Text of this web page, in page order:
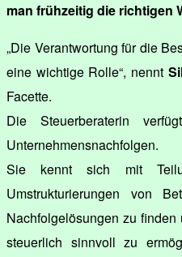
man frühzeitig die richtigen
„Die Verantwortung für die
eine wichtige Rolle“, nennt
Facette.
Die Steuerberaterin
Unternehmensnachfolgen.
Sie kennt sich mit
Umstrukturierungen von
Nachfolgelösungen zu
steuerlich sinnvoll zu